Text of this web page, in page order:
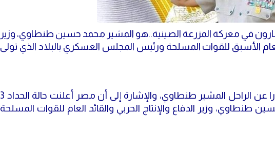
في معركة المزرعة الصينية..هو المشير محمد حسين طنطاوي، وزير
العام الأسبق للقوات المسلحة ورئيس المجلس العسكري بالبلاد الذي تولى
أعدت قناة "الغد"، تقريرا مصورا عن الراحل المشير طنطاوي، والإشارة إلى أن مصر أعلنت حالة الحداد 3
طنطاوي، وزير الدفاع والإنتاج الحربي والقائد العام للقوات المسلحة